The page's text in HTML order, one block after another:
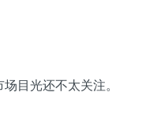
目光还不太关注。